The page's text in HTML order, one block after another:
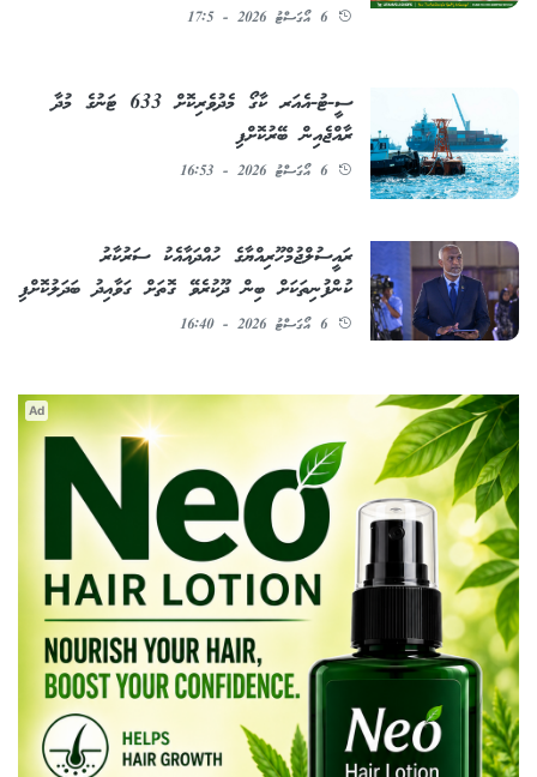
6 އޯގަސްޓު 2026 - 17:5
ސީ-ޓު-އެއަރ ކާގޯ މެދުވެރިކޮށް 633 ޓަނުގެ މުދާ
ރާއްޖެއިން ބޭރުކޮށްފި
6 އޯގަސްޓު 2026 - 16:53
ރައީސުލްޖުމްހޫރިއްޔާގެ ހުއްދައާއެކު ސަރުކާރު
ކުންފުނިތަކަށް ބިން ދޫކުރެވޭ ގޮތަށް ގަވާއިދު ބަދަލުކޮށްފި
6 އޯގަސްޓު 2026 - 16:40
Ad